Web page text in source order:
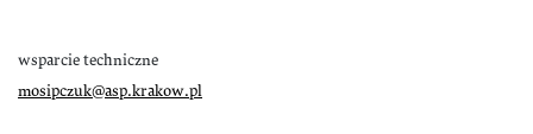
wsparcie techniczne
mosipczuk@asp.krakow.pl